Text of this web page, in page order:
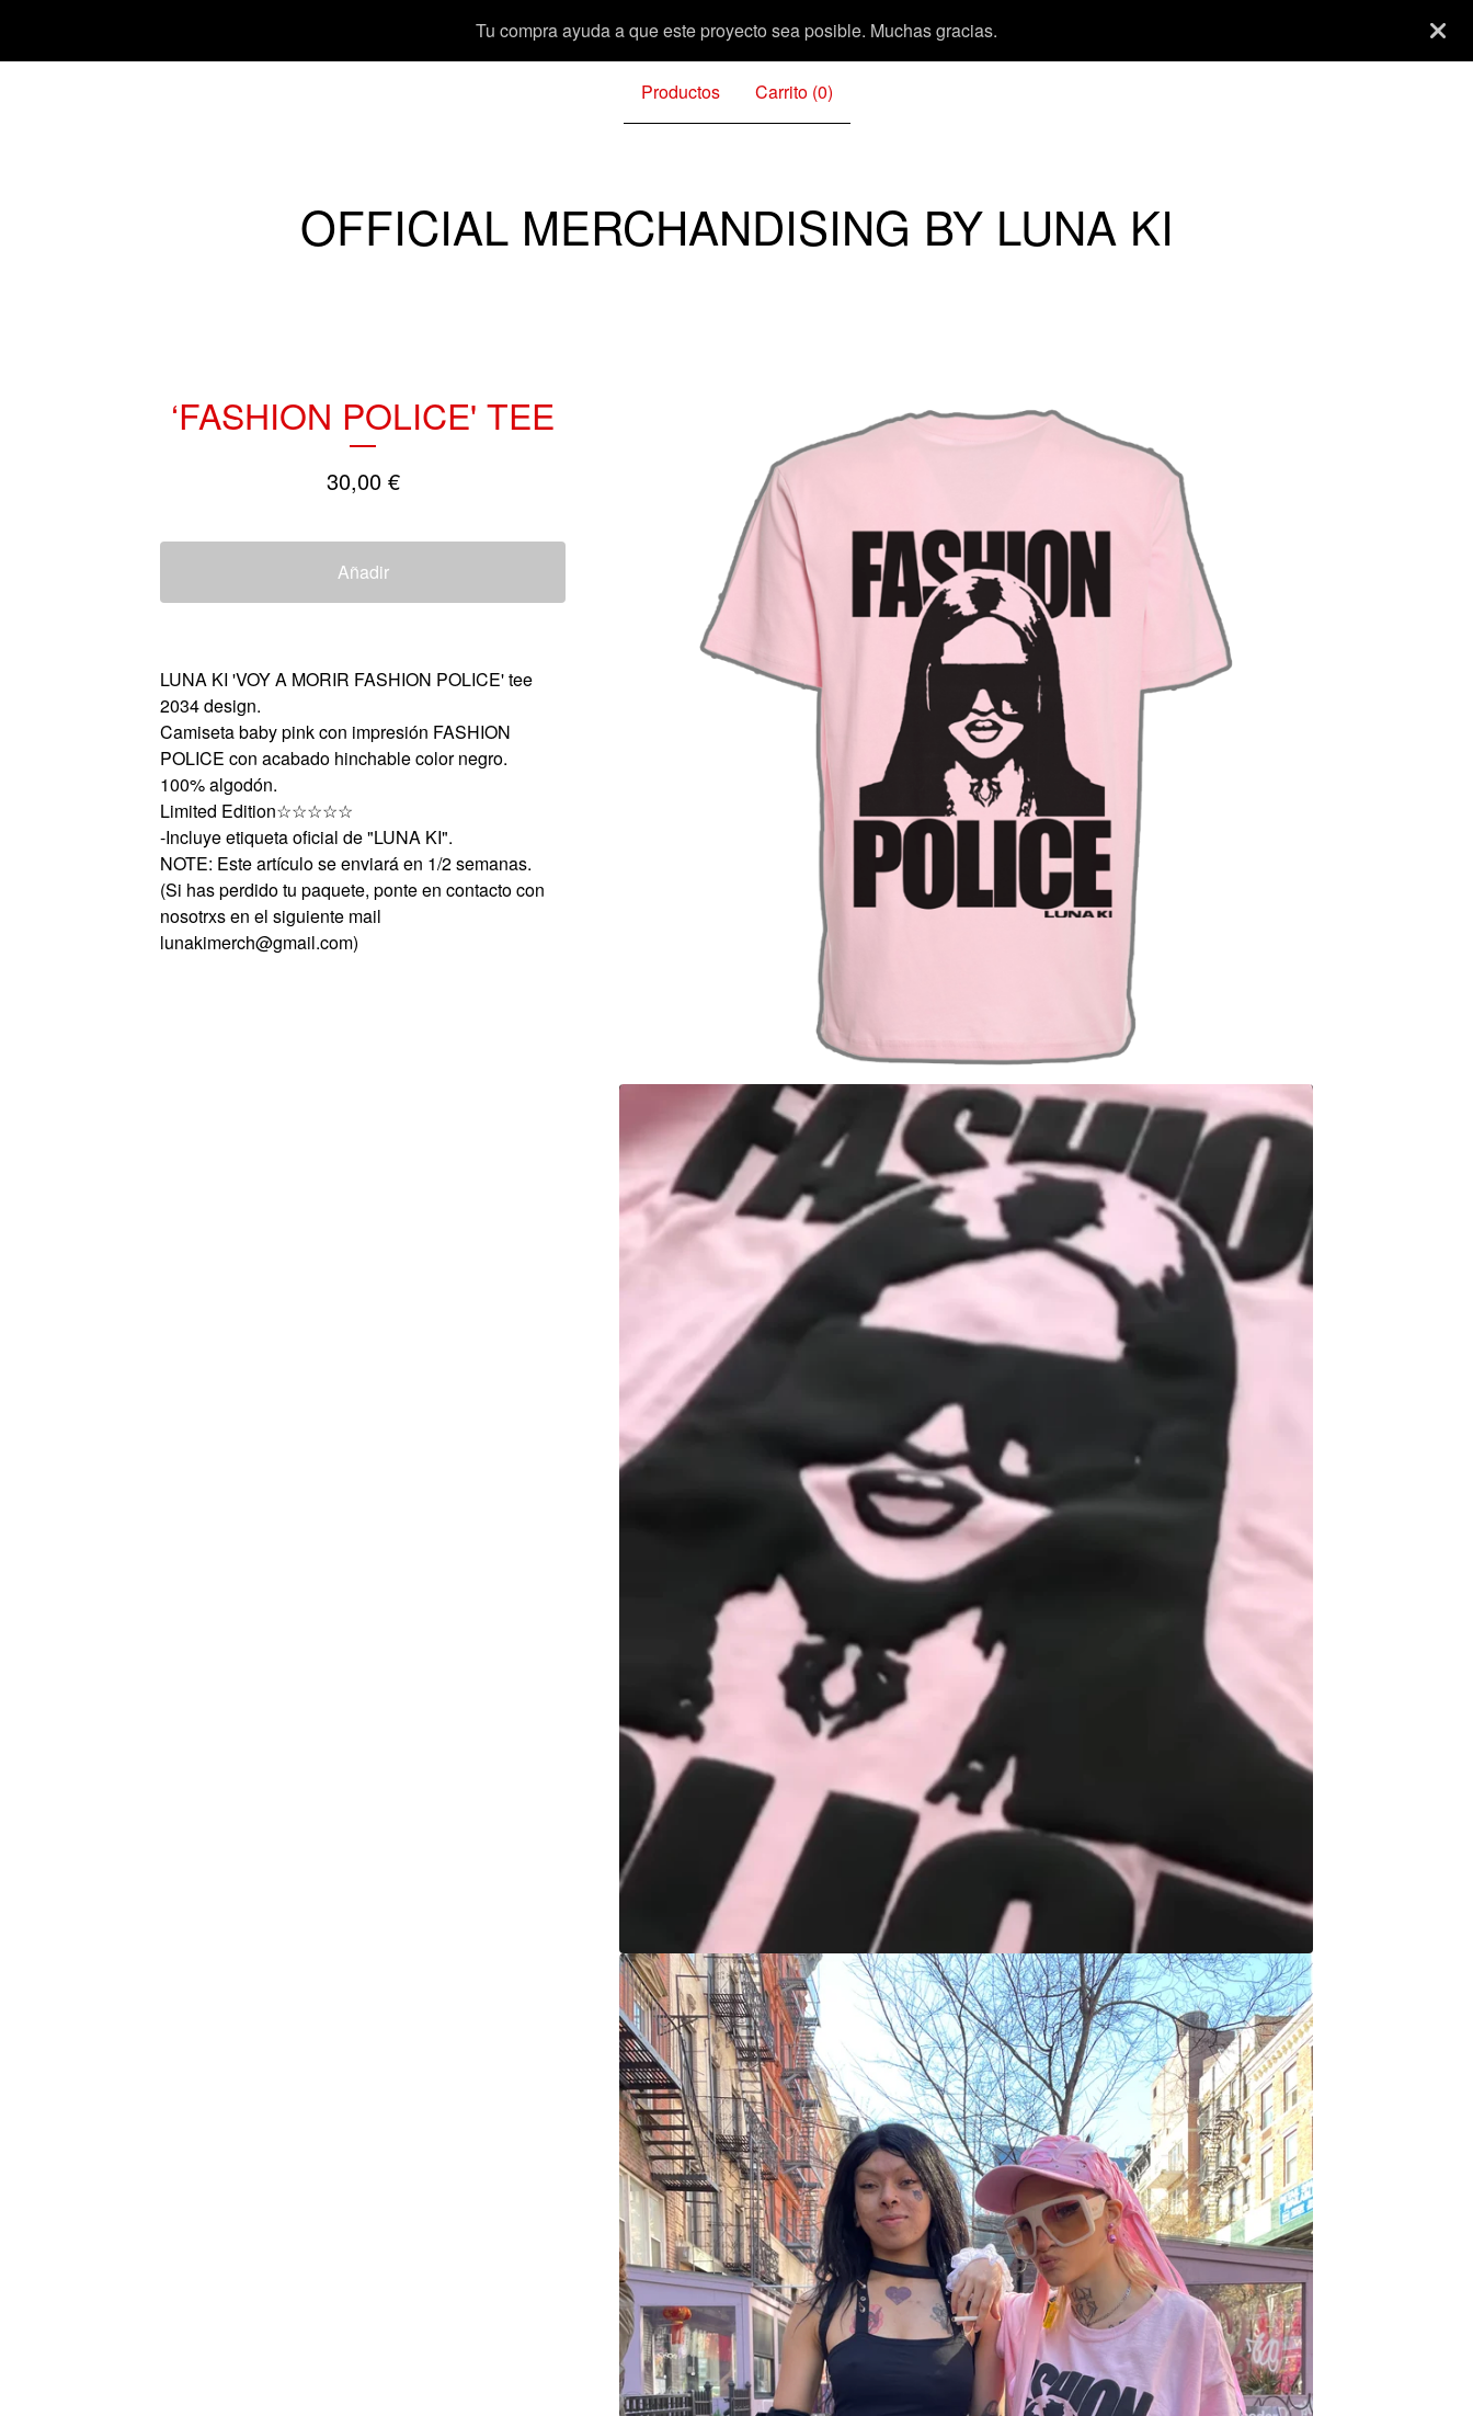
Tu compra ayuda a que este proyecto sea posible. Muchas gracias.
Productos Carrito (0)
OFFICIAL MERCHANDISING BY LUNA KI
‘FASHION POLICE' TEE
30,00 €
Añadir
LUNA KI 'VOY A MORIR FASHION POLICE' tee
2034 design.
Camiseta baby pink con impresión FASHION
POLICE con acabado hinchable color negro.
100% algodón.
Limited Edition☆☆☆☆☆
-Incluye etiqueta oficial de "LUNA KI".
NOTE: Este artículo se enviará en 1/2 semanas.
(Si has perdido tu paquete, ponte en contacto con
nosotrxs en el siguiente mail
lunakimerch@gmail.com)